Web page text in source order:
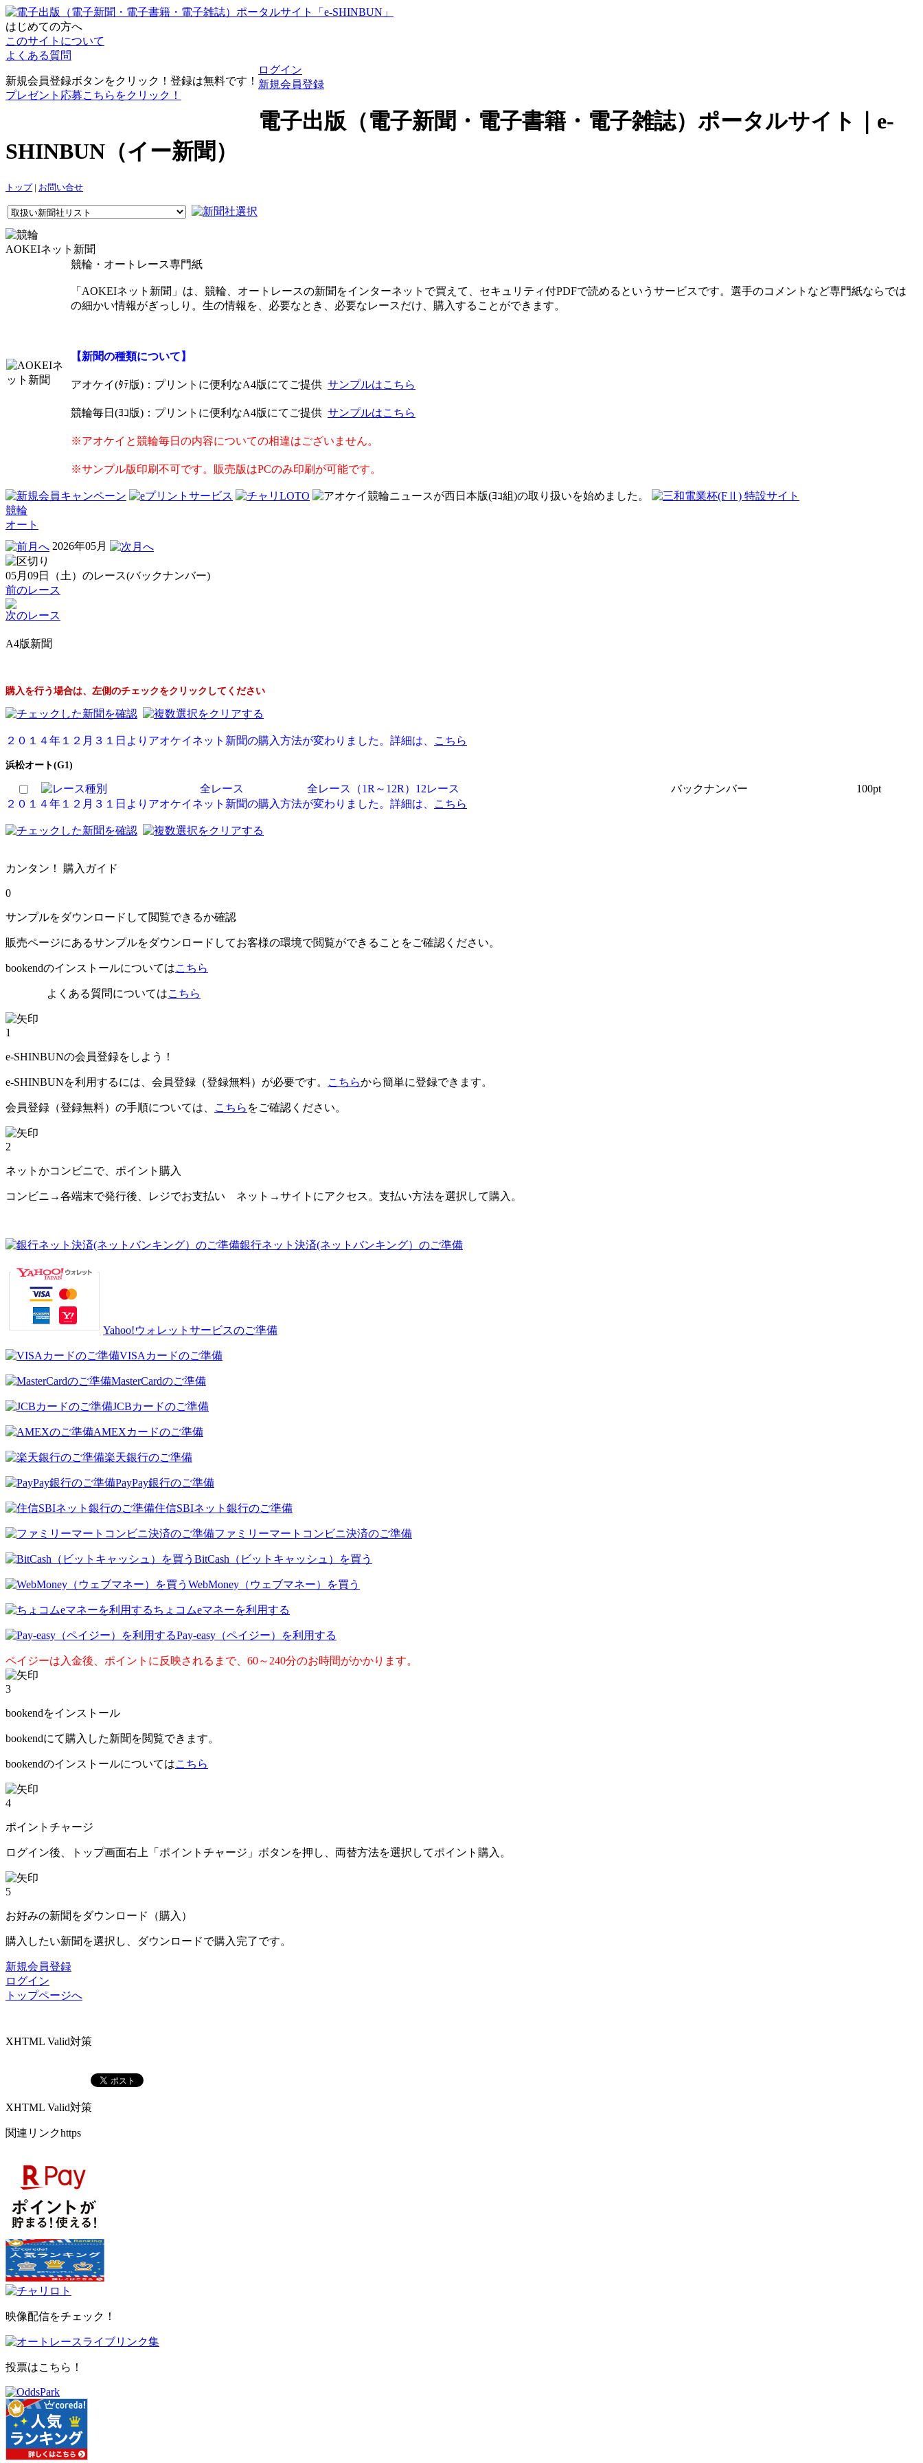
はじめての方へ
このサイトについて
よくある質問
新規会員登録ボタンをクリック！登録は無料です！
プレゼント応募こちらをクリック！
ログイン
新規会員登録
電子出版（電子新聞・電子書籍・電子雑誌）ポータルサイト｜e-
SHINBUN（イー新聞）
トップ| お問い合せ
AOKEIネット新聞
競輪・オートレース専門紙
「AOKEIネット新聞」は、競輪、オートレースの新聞をインターネットで買えて、セキュリティ付PDFで読めるというサービスです。選手のコメントなど専門紙ならでは
の細かい情報がぎっしり。生の情報を、必要なとき、必要なレースだけ、購入することができます。
【新聞の種類について】
アオケイ(ﾀﾃ版) ：プリントに便利なA4版にてご提供 サンプルはこちら
競輪毎日(ﾖｺ版) ：プリントに便利なA4版にてご提供 サンプルはこちら
※アオケイと競輪毎日の内容についての相違はございません。
※サンプル版印刷不可です。販売版はPCのみ印刷が可能です。
競輪
オート
2026年05月
05月09日（土）のレース(バックナンバー)
前のレース
次のレース
A4版新聞
購入を行う場合は、左側のチェックをクリックしてください
２０１４年１２月３１日よりアオケイネット新聞の購入方法が変わりました。詳細は、 こちら
浜松オート(G1)
全レース 全レース（1R～12R）12レース バックナンバー
100pt
２０１４年１２月３１日よりアオケイネット新聞の購入方法が変わりました。詳細は、
こちら
カンタン！ 購入ガイド
0
サンプルをダウンロードして閲覧できるか確認
販売ページにあるサンプルをダウンロードしてお客様の環境で閲覧ができることをご確認ください。
bookendのインストールについてはこちら
よくある質問についてはこちら
1
e-SHINBUNの会員登録をしよう！
e-SHINBUNを利用するには、会員登録（登録無料）が必要です。 こちらから簡単に登録できます。
会員登録（登録無料）の手順については、 こちら をご確認ください。
2
ネットかコンビニで、ポイント購入
コンビニ→各端末で発行後、レジでお支払い ネット→サイトにアクセス。支払い方法を選択して購入。
銀行ネット決済(ネットバンキング）のご準備
Yahoo!ウォレットサービスのご準備
VISAカードのご準備
MasterCardのご準備
JCBカードのご準備
AMEXカードのご準備
楽天銀行のご準備
PayPay銀行のご準備
住信SBIネット銀行のご準備
ファミリーマートコンビニ決済のご準備
BitCash（ビットキャッシュ）を買う
WebMoney（ウェブマネー）を買う
ちょコムeマネーを利用する
Pay-easy（ペイジー）を利用する
ペイジーは入金後、ポイントに反映されるまで、60～240分のお時間がかかります。
3
bookendをインストール
bookendにて購入した新聞を閲覧できます。
bookendのインストールについてはこちら
4
ポイントチャージ
ログイン後、トップ画面右上「ポイントチャージ」ボタンを押し、両替方法を選択してポイント購入。
5
お好みの新聞をダウンロード（購入）
購入したい新聞を選択し、ダウンロードで購入完了です。
新規会員登録
ログイン
トップページへ
XHTML Valid対策
XHTML Valid対策
関連リンクhttps
映像配信をチェック！
投票はこちら！